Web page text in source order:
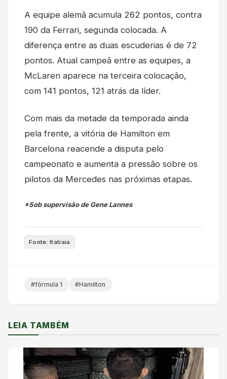
A equipe alemã acumula 262 pontos, contra
190 da Ferrari, segunda colocada. A
diferença entre as duas escuderias é de 72
pontos. Atual campeã entre as equipes, a
McLaren aparece na terceira colocação,
com 141 pontos, 121 atrás da líder.
Com mais da metade da temporada ainda
pela frente, a vitória de Hamilton em
Barcelona reacende a disputa pelo
campeonato e aumenta a pressão sobre os
pilotos da Mercedes nas próximas etapas.
*Sob supervisão de Gene Lannes
Fonte: Itatiaia
#fórmula 1 #Hamilton
LEIA TAMBÉM